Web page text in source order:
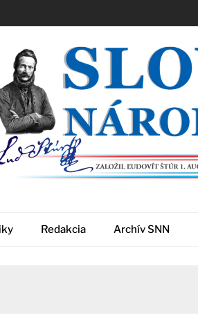
Redakcia Archív SNN